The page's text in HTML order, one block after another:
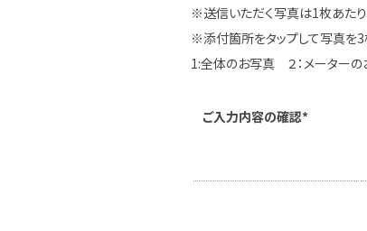
※送信いただく写真は1枚あたり
※添付箇所をタップして写真を3
1:全体のお写真 ２：メーター
ご入力内容の確認*